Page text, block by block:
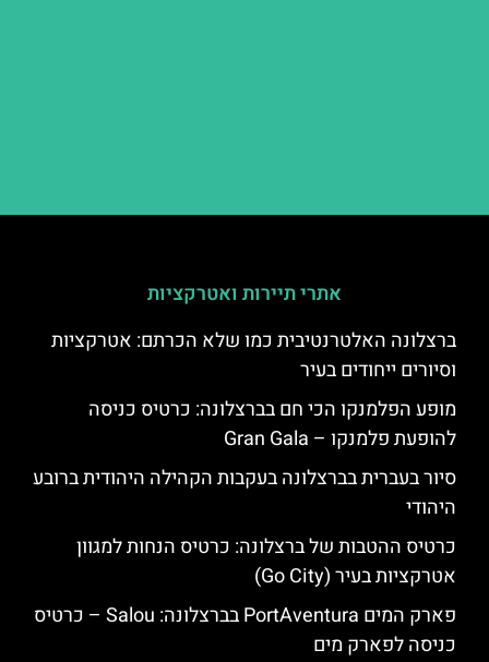
אתרי תיירות ואטרקציות
ברצלונה האלטרנטיבית כמו שלא הכרתם: אטרקציות
וסיורים ייחודים בעיר
מופע הפלמנקו הכי חם בברצלונה: כרטיס כניסה
להופעת פלמנקו – Gran Gala
סיור בעברית בברצלונה בעקבות הקהילה היהודית ברובע
היהודי
כרטיס ההטבות של ברצלונה: כרטיס הנחות למגוון
אטרקציות בעיר (Go City)
פארק המים PortAventura בברצלונה: Salou – כרטיס
כניסה לפארק מים